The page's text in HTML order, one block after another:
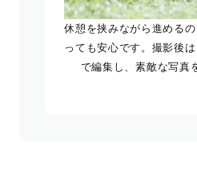
休憩を挟みながら進める
っても安心です。撮影後
で編集し、素敵な写真